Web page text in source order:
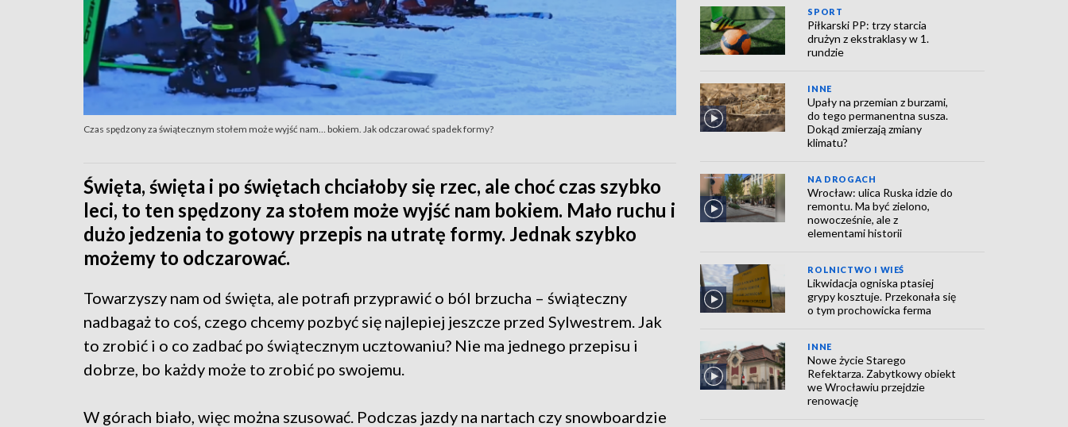
Czas spędzony za świątecznym stołem może wyjść nam… bokiem. Jak odczarować spadek formy?
Święta, święta i po świętach chciałoby się rzec, ale choć czas szybko
leci, to ten spędzony za stołem może wyjść nam bokiem. Mało ruchu i
dużo jedzenia to gotowy przepis na utratę formy. Jednak szybko
możemy to odczarować.
Towarzyszy nam od święta, ale potrafi przyprawić o ból brzucha – świąteczny
nadbagaż to coś, czego chcemy pozbyć się najlepiej jeszcze przed Sylwestrem. Jak
to zrobić i o co zadbać po świątecznym ucztowaniu? Nie ma jednego przepisu i
dobrze, bo każdy może to zrobić po swojemu.
W górach biało, więc można szusować. Podczas jazdy na nartach czy snowboardzie
SPORT
Piłkarski PP: trzy starcia
drużyn z ekstraklasy w 1.
rundzie
INNE
Upały na przemian z burzami,
do tego permanentna susza.
Dokąd zmierzają zmiany
klimatu?
NA DROGACH
Wrocław: ulica Ruska idzie do
remontu. Ma być zielono,
nowocześnie, ale z
elementami historii
ROLNICTWO I WIEŚ
Likwidacja ogniska ptasiej
grypy kosztuje. Przekonała się
o tym prochowicka ferma
INNE
Nowe życie Starego
Refektarza. Zabytkowy obiekt
we Wrocławiu przejdzie
renowację